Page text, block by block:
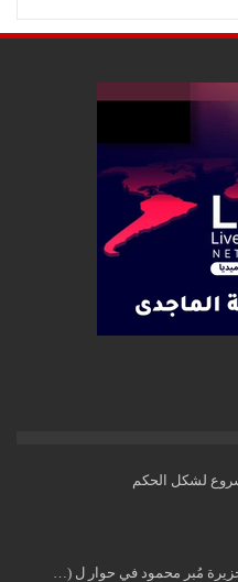
لشكل الحكم
مُبر محمود في حوار ل (…